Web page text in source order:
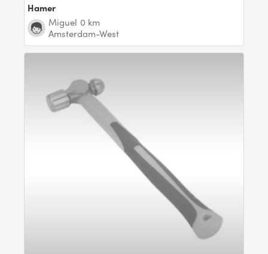
Hamer
Miguel 0 km
Amsterdam-West